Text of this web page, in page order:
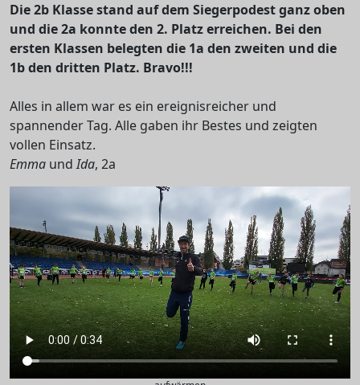
Die 2b Klasse stand auf dem Siegerpodest ganz oben
und die 2a konnte den 2. Platz erreichen. Bei den
ersten Klassen belegten die 1a den zweiten und die
1b den dritten Platz. Bravo!!!
Alles in allem war es ein ereignisreicher und
spannender Tag. Alle gaben ihr Bestes und zeigten
vollen Einsatz.
Emma undIda, 2a